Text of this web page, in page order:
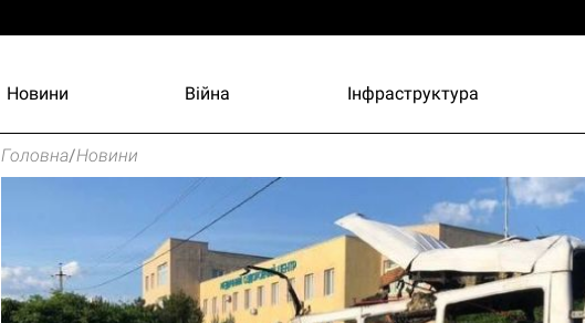
Новини Війна Інфраструктура
Головна/Новини